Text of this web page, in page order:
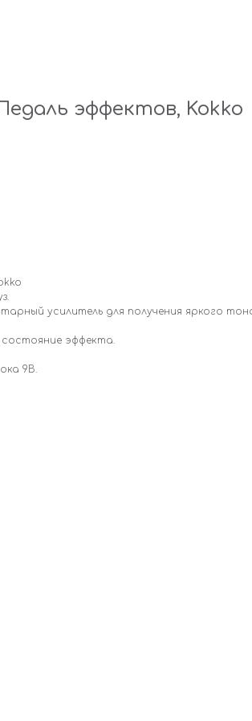
эффектов, Kokko
усилитель для получения яркого
эффекта.
9В.